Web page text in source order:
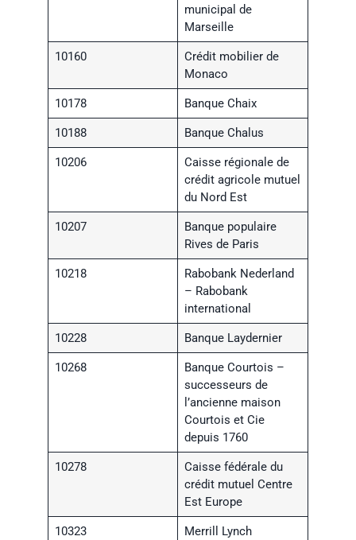
municipal de
Marseille
10160
Crédit mobilier de
Monaco
10178 Banque Chaix
10188 Banque Chalus
10206
Caisse régionale de
crédit agricole mutuel
du Nord Est
10207
Banque populaire
Rives de Paris
10218
Rabobank Nederland
– Rabobank
international
10228 Banque Laydernier
10268
Banque Courtois –
successeurs de
l’ancienne maison
Courtois et Cie
depuis 1760
10278
Caisse fédérale du
crédit mutuel Centre
Est Europe
10323
Merrill Lynch